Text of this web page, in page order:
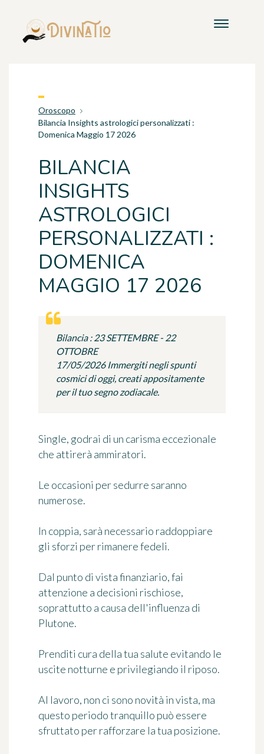
Oroscopo
Bilancia Insights astrologici personalizzati :
Domenica Maggio 17 2026
BILANCIA
INSIGHTS
ASTROLOGICI
PERSONALIZZATI :
DOMENICA
MAGGIO 17 2026
Bilancia : 23 SETTEMBRE - 22
OTTOBRE
17/05/2026 Immergiti negli spunti
cosmici di oggi, creati appositamente
per il tuo segno zodiacale.
Single, godrai di un carisma eccezionale
che attirerà ammiratori.
Le occasioni per sedurre saranno
numerose.
In coppia, sarà necessario raddoppiare
gli sforzi per rimanere fedeli.
Dal punto di vista finanziario, fai
attenzione a decisioni rischiose,
soprattutto a causa dell'influenza di
Plutone.
Prenditi cura della tua salute evitando le
uscite notturne e privilegiando il riposo.
Al lavoro, non ci sono novità in vista, ma
questo periodo tranquillo può essere
sfruttato per rafforzare la tua posizione.